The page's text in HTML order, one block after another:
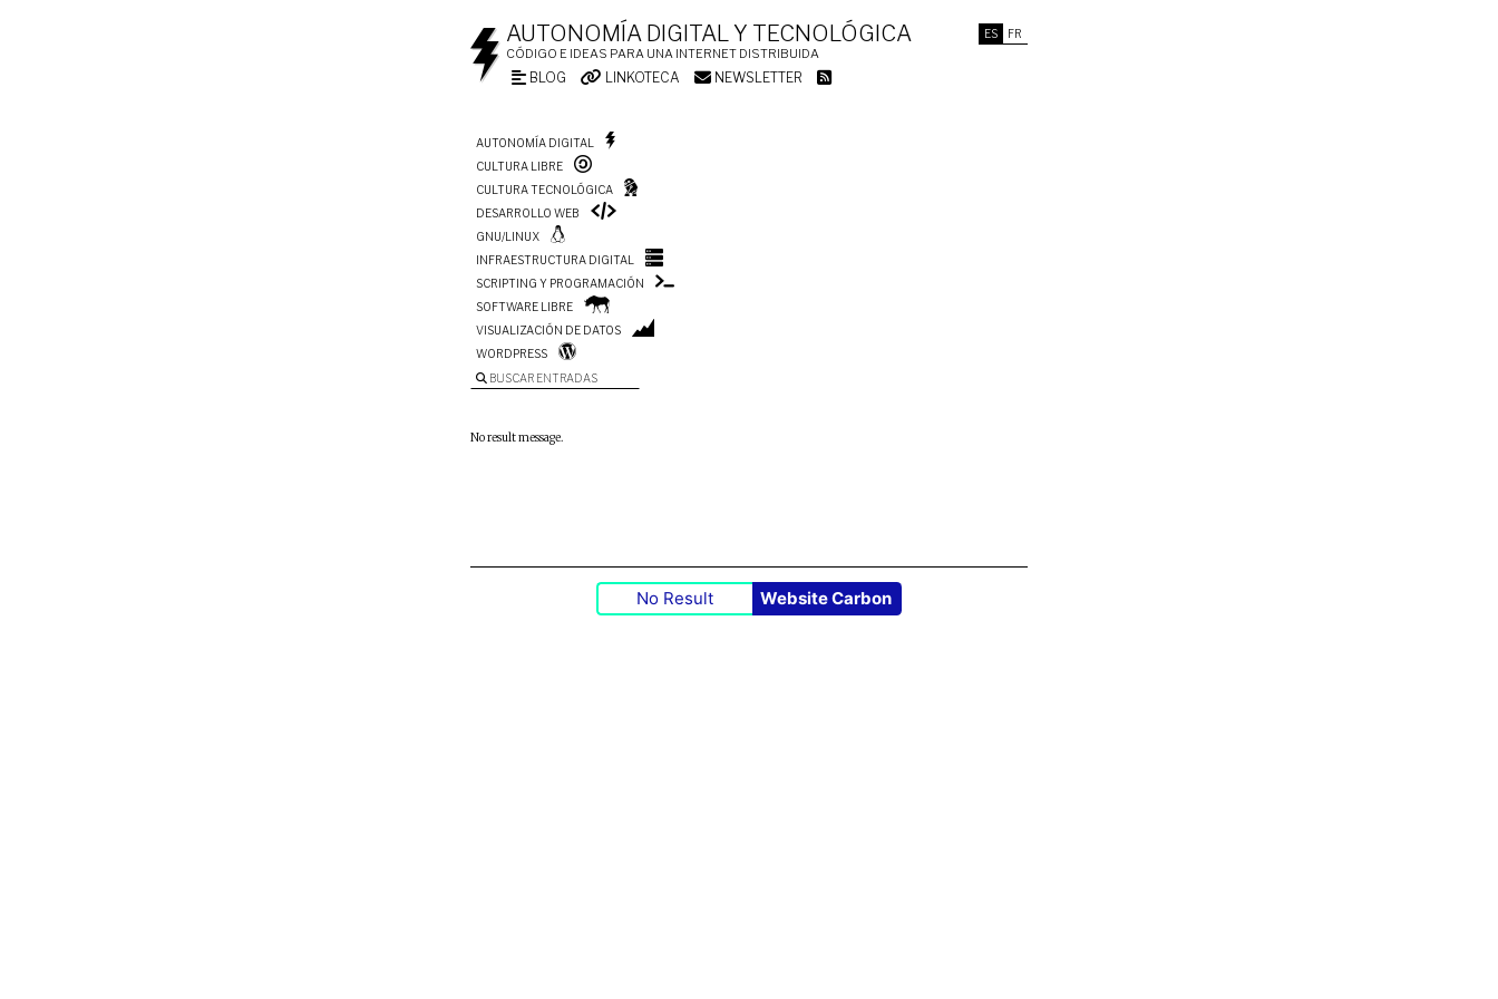
ES FR
AUTONOMÍA DIGITAL Y TECNOLÓGICA
CÓDIGO E IDEAS PARA UNA INTERNET DISTRIBUIDA
BLOG LINKOTECA NEWSLETTER
AUTONOMÍA DIGITAL
CULTURA LIBRE
CULTURA TECNOLÓGICA
DESARROLLO WEB
GNU/LINUX
INFRAESTRUCTURA DIGITAL
SCRIPTING Y PROGRAMACIÓN
SOFTWARE LIBRE
VISUALIZACIÓN DE DATOS
WORDPRESS
BUSCAR ENTRADAS
No result message.
No Result Website Carbon